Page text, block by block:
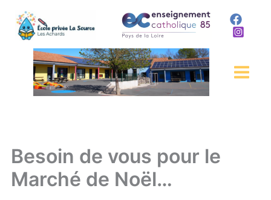
contenu
Besoin de vous pour le
Marché de Noël…